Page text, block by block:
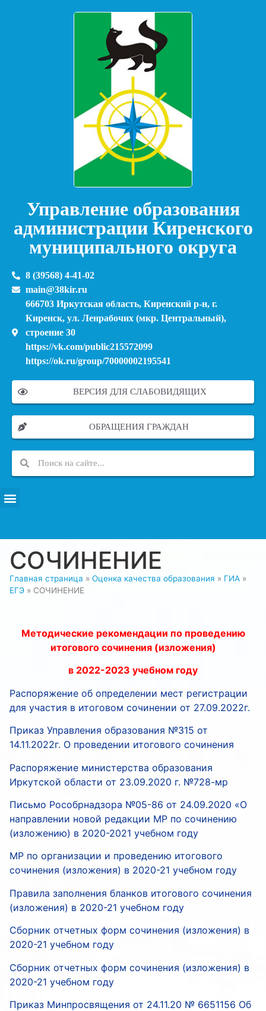
Управление образования
администрации Киренского
муниципального округа
8 (39568) 4-41-02
main@38kir.ru
666703 Иркутская область, Киренский р-н, г.
Киренск, ул. Ленрабочих (мкр. Центральный),
строение 30
https://vk.com/public215572099
https://ok.ru/group/70000002195541
ВЕРСИЯ ДЛЯ СЛАБОВИДЯЩИХ
ОБРАЩЕНИЯ ГРАЖДАН
СОЧИНЕНИЕ
Главная страница » Оценка качества образования » ГИА »
ЕГЭ » СОЧИНЕНИЕ
Методические рекомендации по проведению
итогового сочинения (изложения)
в 2022-2023 учебном году
Распоряжение об определении мест регистрации
для участия в итоговом сочинении от 27.09.2022г.
Приказ Управления образования №315 от
14.11.2022г. О проведении итогового сочинения
Распоряжение министерства образования
Иркутской области от 23.09.2020 г. №728-мр
Письмо Рособрнадзора №05-86 от 24.09.2020 «О
направлении новой редакции МР по сочинению
(изложению) в 2020-2021 учебном году
МР по организации и проведению итогового
сочинения (изложения) в 2020-21 учебном году
Правила заполнения бланков итогового сочинения
(изложения) в 2020-21 учебном году
Сборник отчетных форм сочинения (изложения) в
2020-21 учебном году
Сборник отчетных форм сочинения (изложения) в
2020-21 учебном году
Приказ Минпросвящения от 24.11.20 № 6651156 Об